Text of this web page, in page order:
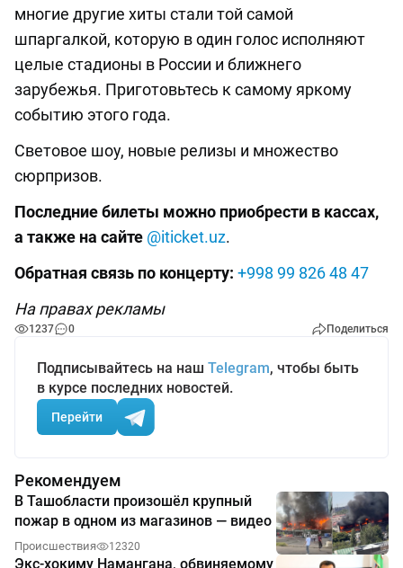
многие другие хиты стали той самой
шпаргалкой, которую в один голос исполняют
целые стадионы в России и ближнего
зарубежья. Приготовьтесь к самому яркому
событию этого года.
Световое шоу, новые релизы и множество
сюрпризов.
Последние билеты можно приобрести в кассах,
а также на сайте @iticket.uz.
Обратная связь по концерту: +998 99 826 48 47
На правах рекламы
1237 0 Поделиться
Подписывайтесь на наш Telegram, чтобы быть
в курсе последних новостей.
Перейти
Рекомендуем
В Ташобласти произошёл крупный
пожар в одном из магазинов — видео
Происшествия 12320
Экс-хокиму Намангана, обвиняемому